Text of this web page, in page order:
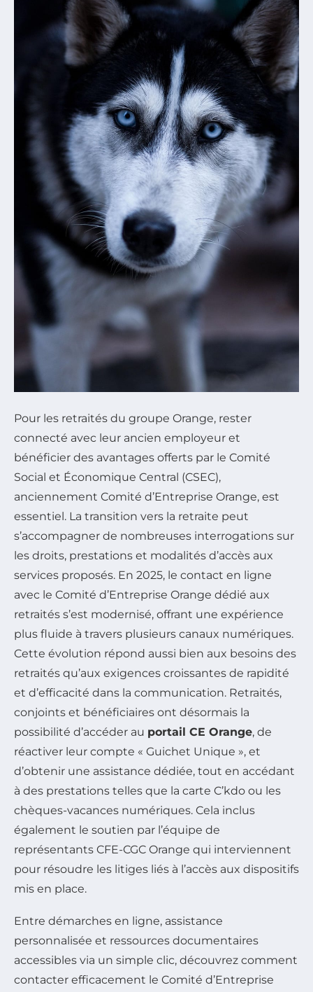
Pour les retraités du groupe Orange, rester
connecté avec leur ancien employeur et
bénéficier des avantages offerts par le Comité
Social et Économique Central (CSEC),
anciennement Comité d’Entreprise Orange, est
essentiel. La transition vers la retraite peut
s’accompagner de nombreuses interrogations sur
les droits, prestations et modalités d’accès aux
services proposés. En 2025, le contact en ligne
avec le Comité d’Entreprise Orange dédié aux
retraités s’est modernisé, offrant une expérience
plus fluide à travers plusieurs canaux numériques.
Cette évolution répond aussi bien aux besoins des
retraités qu’aux exigences croissantes de rapidité
et d’efficacité dans la communication. Retraités,
conjoints et bénéficiaires ont désormais la
possibilité d’accéder au portail CE Orange, de
réactiver leur compte « Guichet Unique », et
d’obtenir une assistance dédiée, tout en accédant
à des prestations telles que la carte C’kdo ou les
chèques-vacances numériques. Cela inclus
également le soutien par l’équipe de
représentants CFE-CGC Orange qui interviennent
pour résoudre les litiges liés à l’accès aux dispositifs
mis en place.
Entre démarches en ligne, assistance
personnalisée et ressources documentaires
accessibles via un simple clic, découvrez comment
contacter efficacement le Comité d’Entreprise